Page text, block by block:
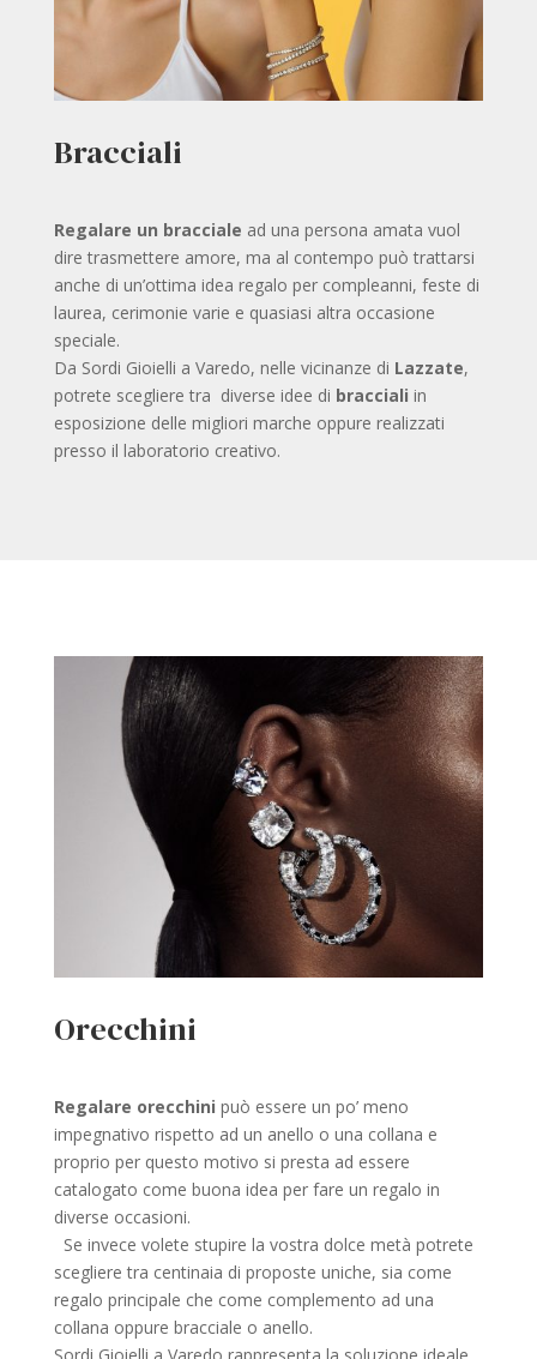
Bracciali
Regalare un bracciale ad una persona amata vuol
dire trasmettere amore, ma al contempo può trattarsi
anche di un’ottima idea regalo per compleanni, feste di
laurea, cerimonie varie e quasiasi altra occasione
speciale.
Da Sordi Gioielli a Varedo, nelle vicinanze di Lazzate,
potrete scegliere tra diverse idee di bracciali in
esposizione delle migliori marche oppure realizzati
presso il laboratorio creativo.
Orecchini
Regalare orecchini può essere un po’ meno
impegnativo rispetto ad un anello o una collana e
proprio per questo motivo si presta ad essere
catalogato come buona idea per fare un regalo in
diverse occasioni.
Se invece volete stupire la vostra dolce metà potrete
scegliere tra centinaia di proposte uniche, sia come
regalo principale che come complemento ad una
collana oppure bracciale o anello.